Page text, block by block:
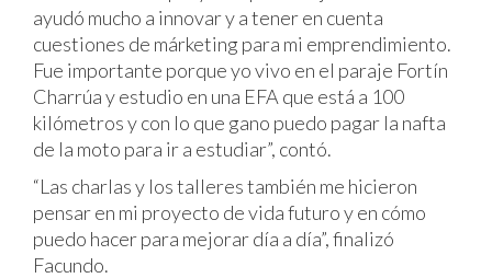
ayudó mucho a innovar y a tener en cuenta
cuestiones de márketing para mi emprendimiento.
Fue importante porque yo vivo en el paraje Fortín
Charrúa y estudio en una EFA que está a 100
kilómetros y con lo que gano puedo pagar la nafta
de la moto para ir a estudiar”, contó.
“Las charlas y los talleres también me hicieron
pensar en mi proyecto de vida futuro y en cómo
puedo hacer para mejorar día a día”, finalizó
Facundo.